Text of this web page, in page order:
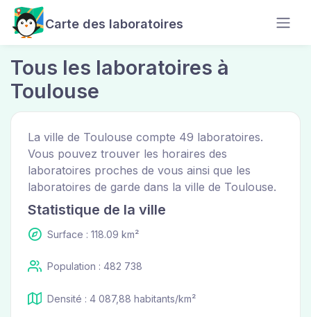
Carte des laboratoires
Tous les laboratoires à
Toulouse
La ville de Toulouse compte 49 laboratoires.
Vous pouvez trouver les horaires des
laboratoires proches de vous ainsi que les
laboratoires de garde dans la ville de Toulouse.
Statistique de la ville
Surface : 118.09 km²
Population : 482 738
Densité : 4 087,88 habitants/km²